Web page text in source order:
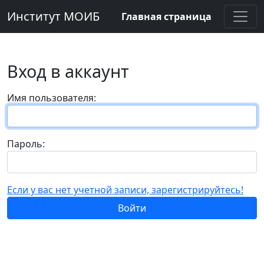
Институт МОИБ Главная страница
Вход в аккаунт
Имя пользователя:
Пароль:
Если у вас нет учетной записи, зарегистрируйтесь!
Войти